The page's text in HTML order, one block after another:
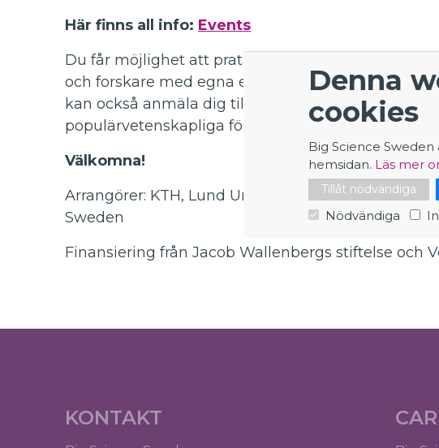
Denna
cookies
Big Science
hemsidan. Läs mer
Tillåt nödvändiga
Nödvändiga
Här finns all info: Events
Du får möjlighet att prata med representanter från
och forskare med egna erfarenheter av studier
kan också anmäla dig till lunchseminarier och,
populärvetenskapliga föredrag som kommer att
Välkomna!
Arrangörer: KTH, Lund University, Stockholm
Sweden
Finansiering från Jacob Wallenbergs stiftelse och
KONTAKT